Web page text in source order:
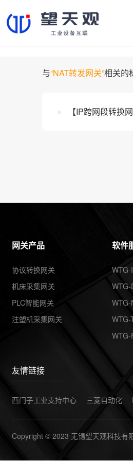
机床采集网关
外资项目
与“NAT转发网关”相关的
【IP跨网段转换
网关产品
协议转换网关
机床采集网关
PLC智能网关
注塑机采集网关
软件
WTG-
WTG-
友情链接
西门子工业支持中心 三菱自动化
Copyright © 2023 无锡望天观科技有